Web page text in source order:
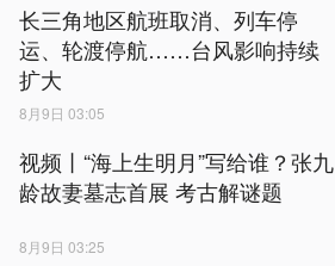
长三角地区航班取消、列车停
运、轮渡停航……台风影响持续
扩大
8月9日 03:05
视频丨“海上生明月”写给谁？张九
龄故妻墓志首展 考古解谜题
8月9日 03:25